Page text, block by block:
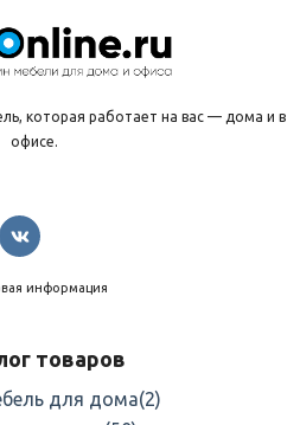
которая работает на вас — дома и в
офисе.
информация
товаров
для дома(2)